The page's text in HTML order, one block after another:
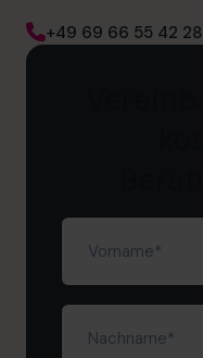
+49 69 66 55 42 28
Vorname
Nachname